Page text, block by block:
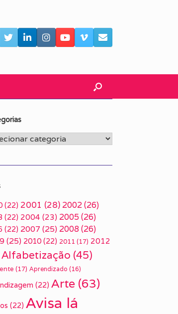
(22) 2001 (28) 2002(26)
(22) 2004 (23) 2005 (26)
(22) 2007 (25) 2008(26)
(25) 2010 (22) 2011 (17) 2012
Alfabetização (45)
(17) Aprendizado (16)
(22) Arte (63)
(22) Avisa lá